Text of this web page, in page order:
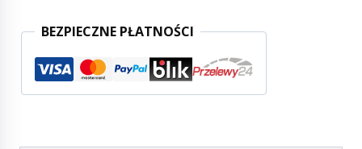
BEZPIECZNE PŁATNOŚCI